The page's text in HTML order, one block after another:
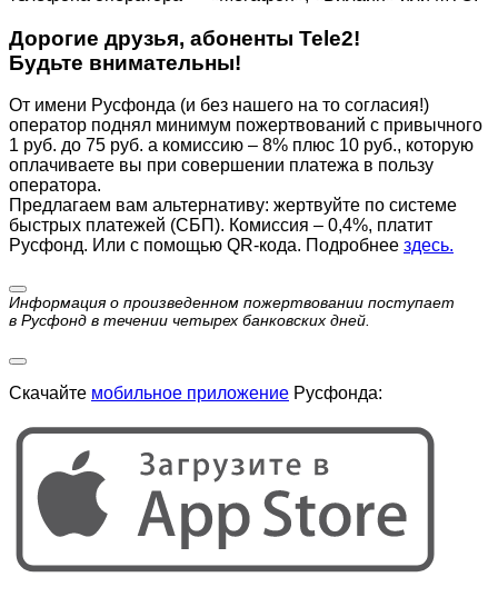
Дорогие друзья, абоненты Tele2!
Будьте внимательны!
От имени Русфонда (и без нашего на то согласия!)
оператор поднял минимум пожертвований с привычного
1 руб. до 75 руб. а комиссию – 8% плюс 10 руб., которую
оплачиваете вы при совершении платежа в пользу
оператора.
Предлагаем вам альтернативу: жертвуйте по cистеме
быстрых платежей (СБП). Комиссия – 0,4%, платит
Русфонд. Или с помощью QR-кода. Подробнее здесь.
Информация о произведенном пожертвовании поступает
в Русфонд в течении четырех банковских дней.
Скачайте мобильное приложение Русфонда: